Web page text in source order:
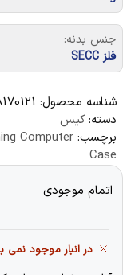
جنس بدنه:
فلز SECC
شناسه محصول:
دسته:کیس
برچسب: Computer
Case
اتمام موجودی
در انبار موجود نمی